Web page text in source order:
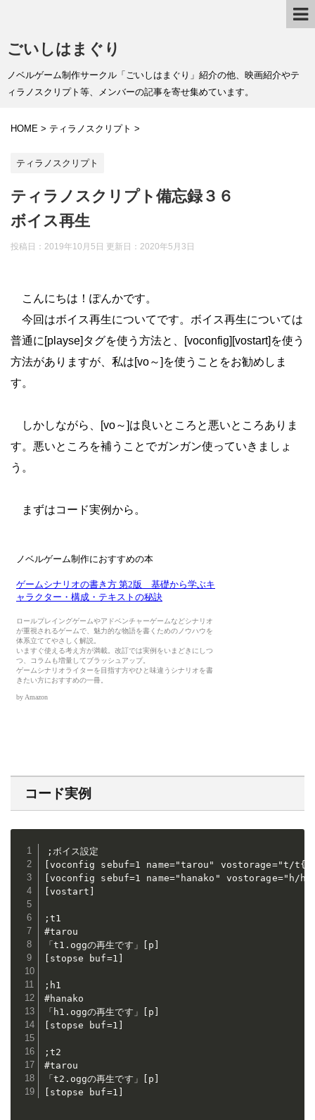
ごいしはまぐり
ノベルゲーム制作サークル「ごいしはまぐり」紹介の他、映画紹介やテ
ィラノスクリプト等、メンバーの記事を寄せ集めています。
HOME > ティラノスクリプト >
ティラノスクリプト
ティラノスクリプト備忘録３６
ボイス再生
投稿日：2019年10月5日 更新日： 2020年5月3日
こんにちは！ぽんかです。
今回はボイス再生についてです。ボイス再生については
普通に[playse]タグを使う方法と、[voconfig][vostart]を使う
方法がありますが、私は[vo～]を使うことをお勧めしま
す。
しかしながら、[vo～]は良いところと悪いところありま
す。悪いところを補うことでガンガン使っていきましょ
う。
まずはコード実例から。
コード実例
;ボイス設定
[voconfig sebuf=1 name="tarou" vostorage="t/
[voconfig sebuf=1 name="hanako" vostorage="h/
[vostart]
;t1
#tarou
「t1.oggの再生です」[p]
[stopse buf=1]
;h1
#hanako
「h1.oggの再生です」[p]
[stopse buf=1]
;t2
#tarou
「t2.oggの再生です」[p]